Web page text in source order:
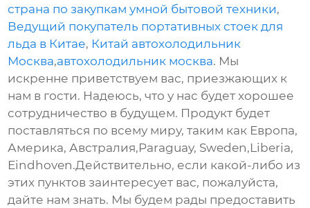
страна по закупкам умной бытовой техники,
Ведущий покупатель портативных стоек для
льда в Китае, Китай автохолодильник
Москва,автохолодильник москва. Мы
искренне приветствуем вас, приезжающих к
нам в гости. Надеюсь, что у нас будет хорошее
сотрудничество в будущем. Продукт будет
поставляться по всему миру, таким как Европа,
Америка, Австралия,Paraguay, Sweden,Liberia,
Eindhoven.Действительно, если какой-либо из
этих пунктов заинтересует вас, пожалуйста,
дайте нам знать. Мы будем рады предоставить